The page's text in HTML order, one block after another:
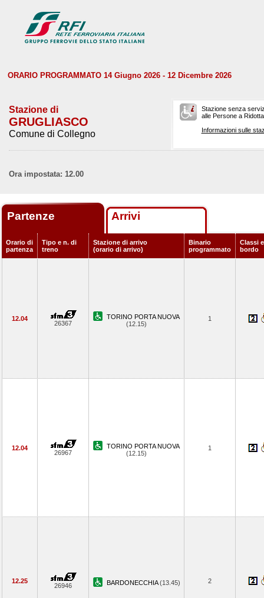
ORARIO PROGRAMMATO 14 Giugno 2026 - 12 Dicembre 2026
Stazione di
GRUGLIASCO
Comune di Collegno
Stazione senza
alle Persone a
Informazioni sulle
Ora impostata: 12.00
Partenze Arrivi
Orario di
partenza
Tipo e n. di
treno
Stazione di arrivo
(orario di arrivo)
Binario
programmato
Classi
bordo
12.04
26367
TORINO PORTA NUOVA
(12.15)
1
12.04
26967
TORINO PORTA NUOVA
(12.15)
1
12.25
26946 BARDONECCHIA(13.45) 2